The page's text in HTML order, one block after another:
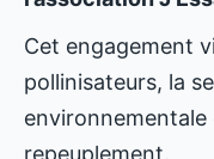
Cet engagement
pollinisateurs, la
repeuplement.